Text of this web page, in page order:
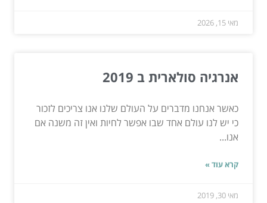
מאי 15, 2026
אנרגיה סולארית ב 2019
כאשר אנחנו מדברים על העולם שלנו אנו צריכים לזכור
כי יש לנו עולם אחד שבו אפשר לחיות ואין זה משנה אם
אנו...
קרא עוד »
מאי 30, 2019